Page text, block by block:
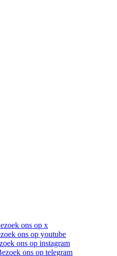
ons op x
ons op youtube
ons op instagram
ons op telegram